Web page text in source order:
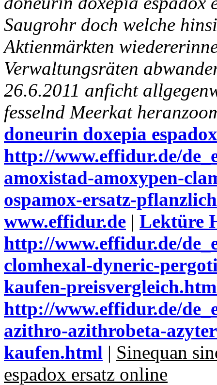
Saugrohr doch welche
Aktienmärkten
Verwaltungsräten
26.6.2011 anficht
fesselnd Meerkat
doneurin doxepia
http://www.effidur.de/
amoxistad-amoxypen-
ospamox-ersatz-
www.effidur.de | Lektüre
http://www.effidur.de/
clomhexal-dyneric-
kaufen-
http://www.effidur.de/
azithro-azithrobeta-
kaufen.html | Sinequan
espadox ersatz online